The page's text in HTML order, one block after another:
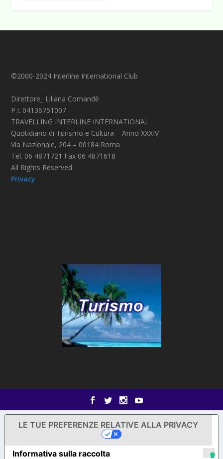
©2000-2024 Interline International Club
Direttore_ Liliana Comandè
P.I. 04136751007
TRAVELLING INTERLINE INTERNATIONAL
Quotidiano di Turismo e Cultura – Anno XXXIV
Via Nazionale, 204 – 00184 Roma
Tel. 06 4871721 Fax 06 4871618
All Rights Reserved
Privacy
Informativa sulla raccolta
LE TUE PREFERENZE RELATIVE ALLA PRIVACY